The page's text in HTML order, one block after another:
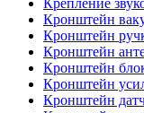
Кронштейн
Кронштейн
Кронштейн
Кронштейн
Кронштейн
Кронштейн